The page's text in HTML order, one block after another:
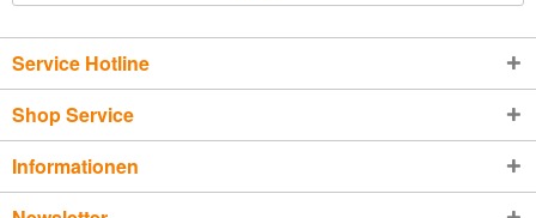
Service Hotline
Shop Service
Informationen